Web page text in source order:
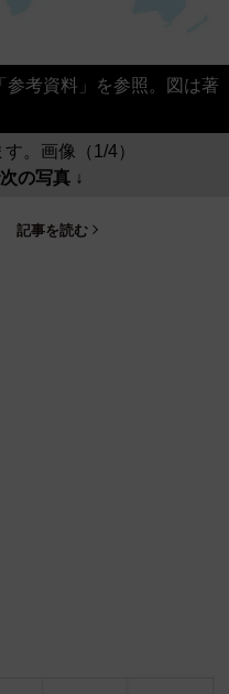
考資料」を参照。図は著
。画像（1/4）
の写真 ↓
記事を読む